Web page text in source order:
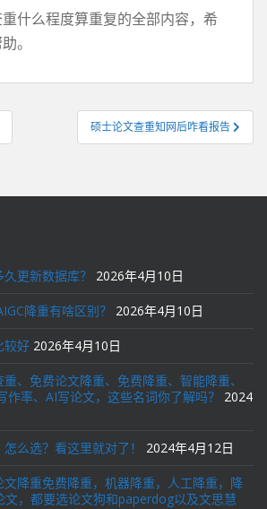
什么程度算重复的全部内容，希
。
硕士论文查重知网后咋看报告
更新数据库？ 2026年4月10日
降重有啥区别？ 2026年4月10日
较好 2026年4月10日
、免费论文降重、免费降重、智能降重、
作率、AI写论文，这些名词你了解吗？
2024
么选？看这里就对了！ 2024年4月12日
降重免费降重，机器降重，人工降重，降
文，都要选论文狗和paperdog以及文思慧